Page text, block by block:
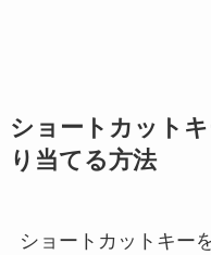
ショートカット
り当てる方法
ショートカットキー